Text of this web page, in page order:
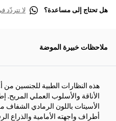
هل تحتاج إلى مساعدة؟ لا تتردّد
ملاحظات خبيرة الموضة
هذه النظارات الطبية للجنسين من
الأناقة والأسلوب العملي
الأسيتات باللون الرمادي الشفاف
أطراف واجهته الأمامية والذراع